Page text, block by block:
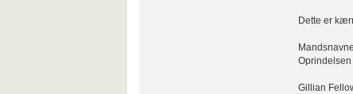
Dette er
Oprindelsen
Gillian